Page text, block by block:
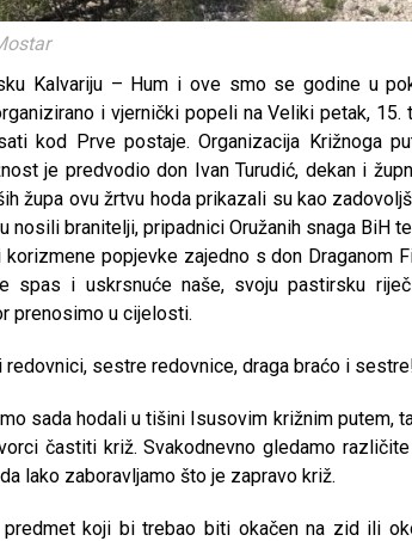
Kalvariju – Hum i ove smo se godine u
i vjernički popeli na Veliki petak,
kod Prve postaje. Organizacija Križnoga
je predvodio don Ivan Turudić, dekan i
župa ovu žrtvu hoda prikazali su kao
nosili branitelji, pripadnici Oružanih snaga BiH
popjevke zajedno s don Draganom
spas i uskrsnuće naše, svoju pastirsku
prenosimo u cijelosti.
redovnici, sestre redovnice, draga braćo i
sada hodali u tišini Isusovim križnim putem,
častiti križ. Svakodnevno gledamo
lako zaboravljamo što je zapravo križ.
predmet koji bi trebao biti okačen na zid ili